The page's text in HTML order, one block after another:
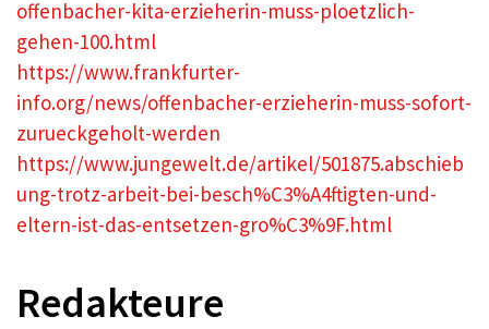
offenbacher-kita-erzieherin-muss-ploetzlich-
gehen-100.html
https://www.frankfurter-
info.org/news/offenbacher-erzieherin-muss-sofort-
zurueckgeholt-werden
https://www.jungewelt.de/artikel/501875.abschieb
ung-trotz-arbeit-bei-besch%C3%A4ftigten-und-
eltern-ist-das-entsetzen-gro%C3%9F.html
Redakteure